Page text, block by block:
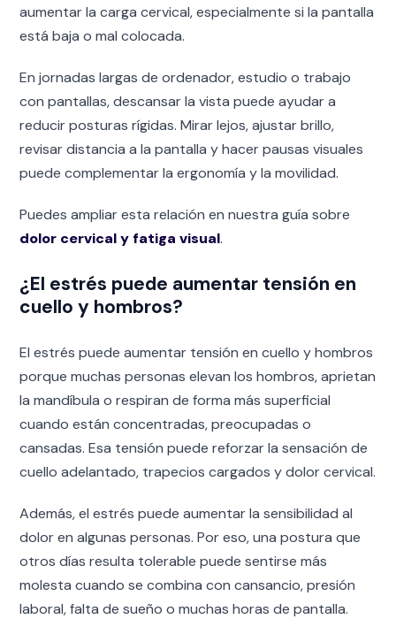
aumentar la carga cervical, especialmente si la pantalla
está baja o mal colocada.
En jornadas largas de ordenador, estudio o trabajo
con pantallas, descansar la vista puede ayudar a
reducir posturas rígidas. Mirar lejos, ajustar brillo,
revisar distancia a la pantalla y hacer pausas visuales
puede complementar la ergonomía y la movilidad.
Puedes ampliar esta relación en nuestra guía sobre
dolor cervical y fatiga visual.
¿El estrés puede aumentar tensión en
cuello y hombros?
El estrés puede aumentar tensión en cuello y hombros
porque muchas personas elevan los hombros, aprietan
la mandíbula o respiran de forma más superficial
cuando están concentradas, preocupadas o
cansadas. Esa tensión puede reforzar la sensación de
cuello adelantado, trapecios cargados y dolor cervical.
Además, el estrés puede aumentar la sensibilidad al
dolor en algunas personas. Por eso, una postura que
otros días resulta tolerable puede sentirse más
molesta cuando se combina con cansancio, presión
laboral, falta de sueño o muchas horas de pantalla.